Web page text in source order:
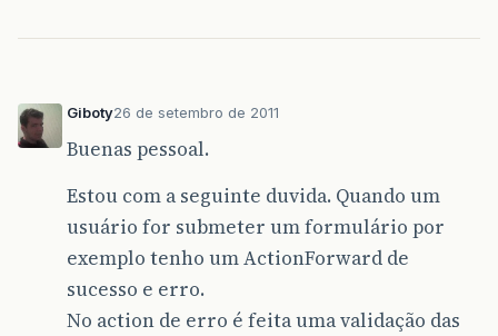
Giboty26 de setembro de 2011
Buenas pessoal.
Estou com a seguinte duvida. Quando um
usuário for submeter um formulário por
exemplo tenho um ActionForward de
sucesso e erro.
No action de erro é feita uma validação das